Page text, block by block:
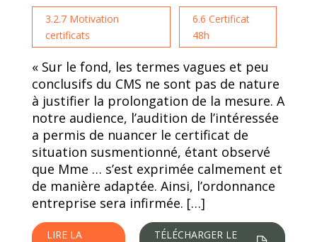
3.2.7 Motivation
certificats
6.6 Certificat
48h
« Sur le fond, les termes vagues et peu
conclusifs du CMS ne sont pas de nature
à justifier la prolongation de la mesure. A
notre audience, l’audition de l’intéressée
a permis de nuancer le certificat de
situation susmentionné, étant observé
que Mme … s’est exprimée calmement et
de manière adaptée. Ainsi, l’ordonnance
entreprise sera infirmée. […]
LIRE LA
TÉLÉCHARGER LE